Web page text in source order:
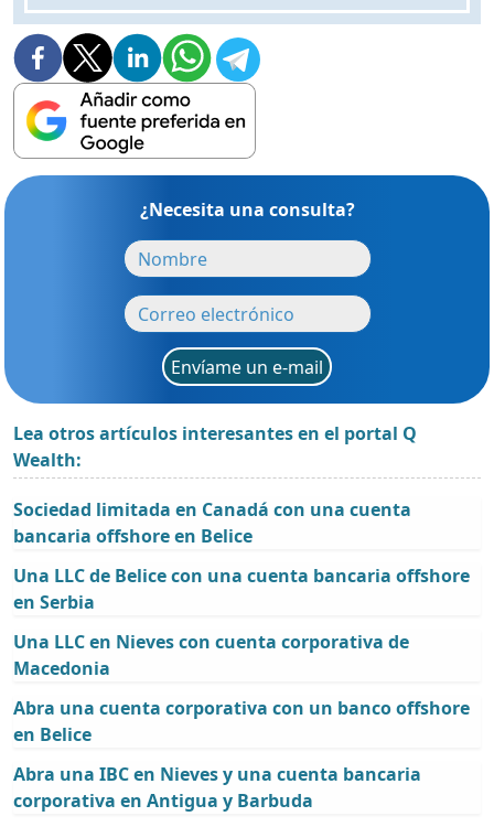
¿Necesita una consulta?
Envíame un e-mail
Lea otros artículos interesantes en el portal Q
Wealth:
Sociedad limitada en Canadá con una cuenta
bancaria offshore en Belice
Una LLC de Belice con una cuenta bancaria offshore
en Serbia
Una LLC en Nieves con cuenta corporativa de
Macedonia
Abra una cuenta corporativa con un banco offshore
en Belice
Abra una IBC en Nieves y una cuenta bancaria
corporativa en Antigua y Barbuda